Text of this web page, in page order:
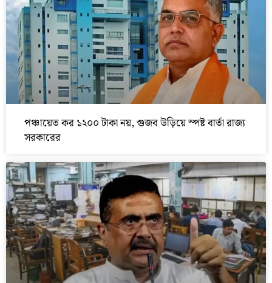
পঞ্চায়েত কর ১২০০ টাকা নয়, গুজব উড়িয়ে স্পষ্ট বার্তা রাজ্য
সরকারের